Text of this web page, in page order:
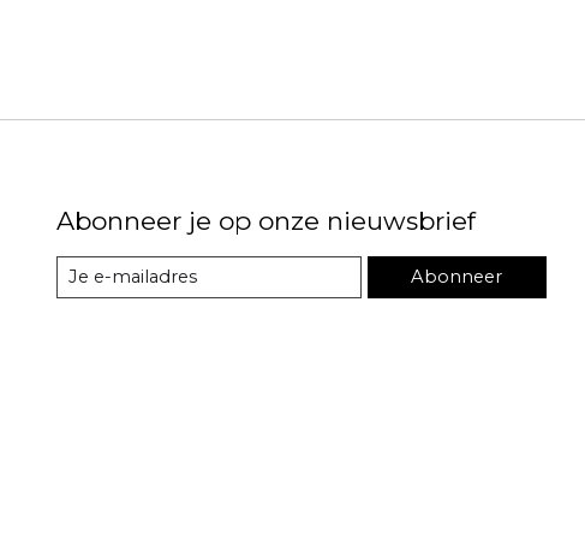
Abonneer je op onze nieuwsbrief
Abonneer